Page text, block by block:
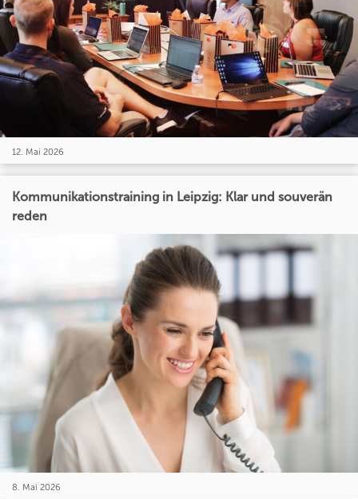
12. Mai 2026
Kommunikationstraining in Leipzig: Klar und souverän
reden
8. Mai 2026